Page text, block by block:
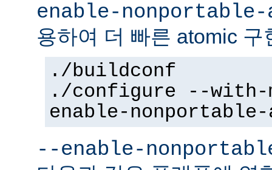
enable-nonportable-
용하여 더 빠른 atomic
./buildconf
./configure --with-
enable-nonportable-
--enable-